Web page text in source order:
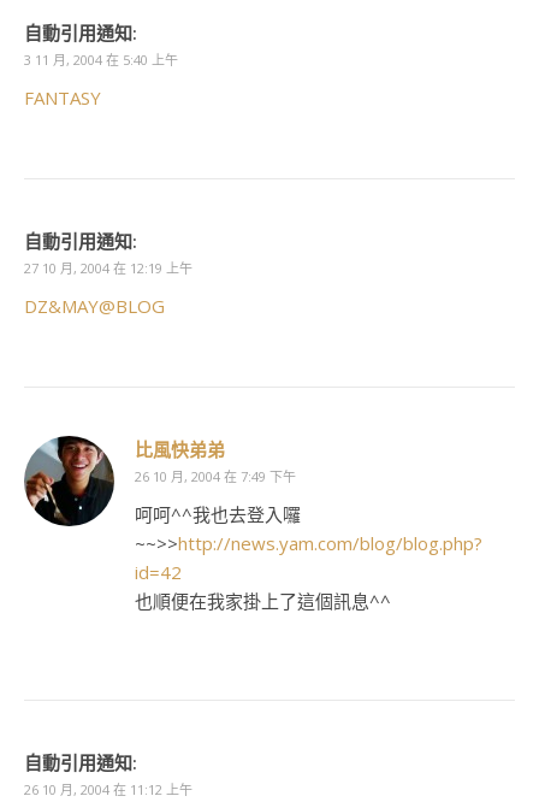
自動引用通知:
3 11 月, 2004 在 5:40 上午
FANTASY
自動引用通知:
27 10 月, 2004 在 12:19 上午
DZ&MAY@BLOG
比風快弟弟
26 10 月, 2004 在 7:49 下午
呵呵^^我也去登入囉
~~>>http://news.yam.com/blog/blog.php?
id=42
也順便在我家掛上了這個訊息^^
自動引用通知:
26 10 月, 2004 在 11:12 上午